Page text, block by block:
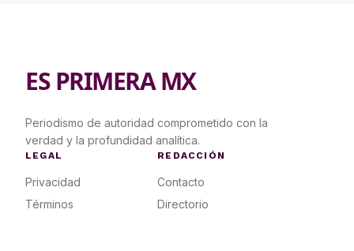
ES PRIMERA MX
Periodismo de autoridad comprometido con la
verdad y la profundidad analítica.
LEGAL
Privacidad
Términos
REDACCIÓN
Contacto
Directorio